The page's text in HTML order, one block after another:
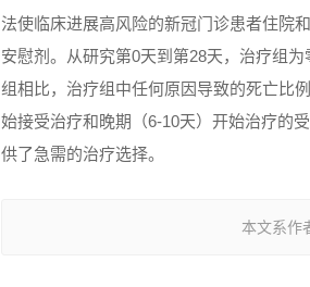
法使临床进展高风险的新冠门诊患者住院
安慰剂。从研究第0天到第28天，治疗组
组相比，治疗组中任何原因导致的死亡比
始接受治疗和晚期（6-10天）开始治疗的
供了急需的治疗选择。
本文系作